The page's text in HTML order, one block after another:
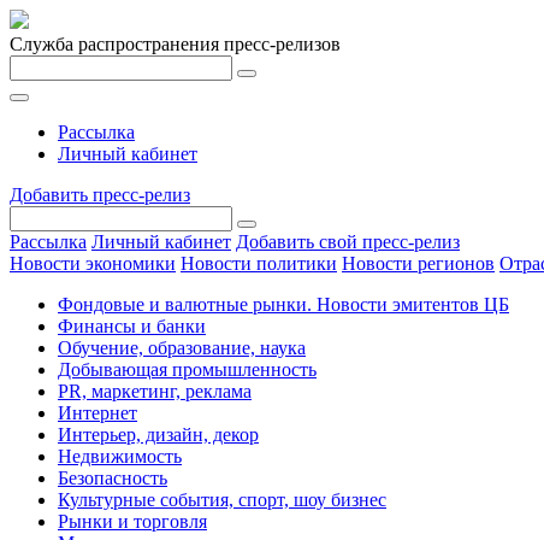
Служба распространения пресс-релизов
Рассылка
Личный кабинет
Добавить пресс-релиз
Рассылка Личный кабинет Добавить свой пресс-релиз
Новости экономики Новости политики Новости регионов
Фондовые и валютные рынки. Новости эмитентов ЦБ
Финансы и банки
Обучение, образование, наука
Добывающая промышленность
PR, маркетинг, реклама
Интернет
Интерьер, дизайн, декор
Недвижимость
Безопасность
Культурные события, спорт, шоу бизнес
Рынки и торговля